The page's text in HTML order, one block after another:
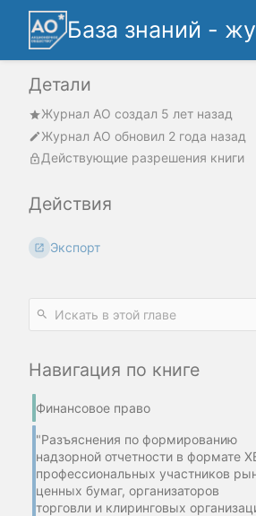
База знаний -
Детали
Журнал АО создал 5 лет назад
Журнал АО обновил 2 года назад
Действующие разрешения книги
Действия
Экспорт
Навигация по книге
Финансовое право
"Разъяснения по формированию
надзорной отчетности в формате
профессиональных участников
ценных бумаг, организаторов
торговли и клиринговых